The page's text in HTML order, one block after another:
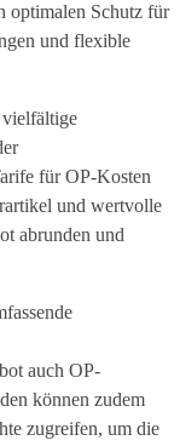
optimalen Schutz für
und flexible
für OP-Kosten
und wertvolle
abrunden und
auch OP-
können zudem
zugreifen, um die